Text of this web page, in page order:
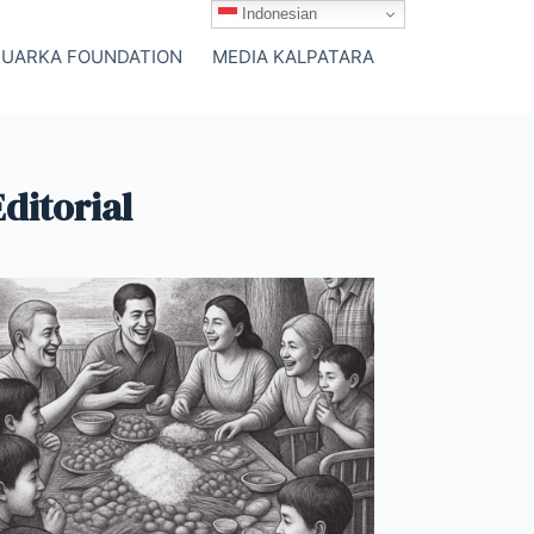
FOUNDATION MEDIA KALPATARA
Indonesian